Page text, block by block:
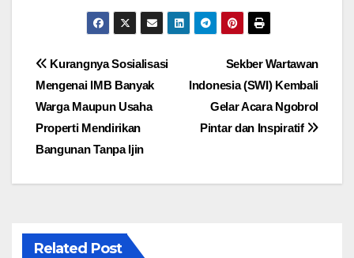
Navigasi
pos
Sekber Wartawan
Indonesia (SWI) Kembali
Gelar Acara Ngobrol
Pintar dan Inspiratif
Kurangnya Sosialisasi
Mengenai IMB Banyak
Warga Maupun Usaha
Properti Mendirikan
Bangunan Tanpa Ijin
Related Post